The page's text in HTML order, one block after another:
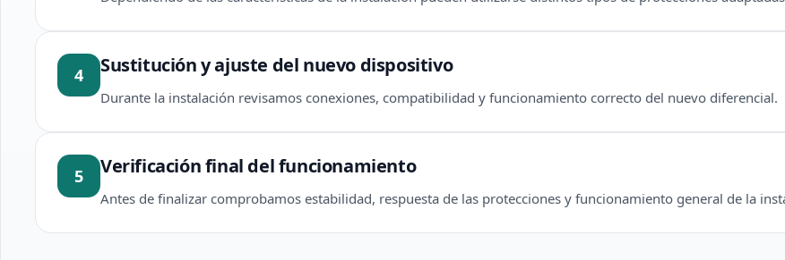
4 Sustitución y ajuste del nuevo dispositivo
Durante la instalación revisamos conexiones, compatibilidad y funcionamiento correcto del nuevo diferencial.
5 Verificación final del funcionamiento
Antes de finalizar comprobamos estabilidad, respuesta de las protecciones y funcionamiento general de la